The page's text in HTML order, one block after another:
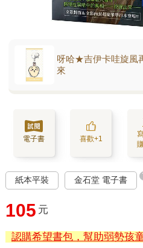
呀哈★吉伊卡哇旋風
來
電子書 喜歡+1
紙本平裝 金石堂 電子書
105 元
認購希望書包，幫助弱勢孩